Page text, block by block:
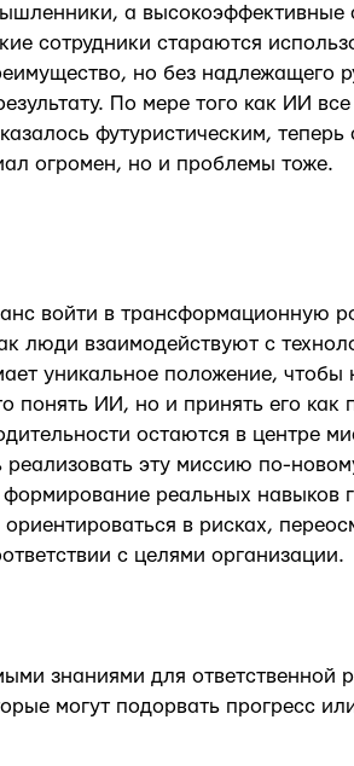
а высокоэффективные
сотрудники стараются
но без надлежащего
По мере того как ИИ
футуристическим, теперь
огромен, но и проблемы тоже.
войти в трансформационную
люди взаимодействуют с
уникальное положение, чтобы
понять ИИ, но и принять его как
остаются в центре
эту миссию по-
реальных навыков
в рисках,
с целями организации.
знаниями для ответственной
могут подорвать прогресс